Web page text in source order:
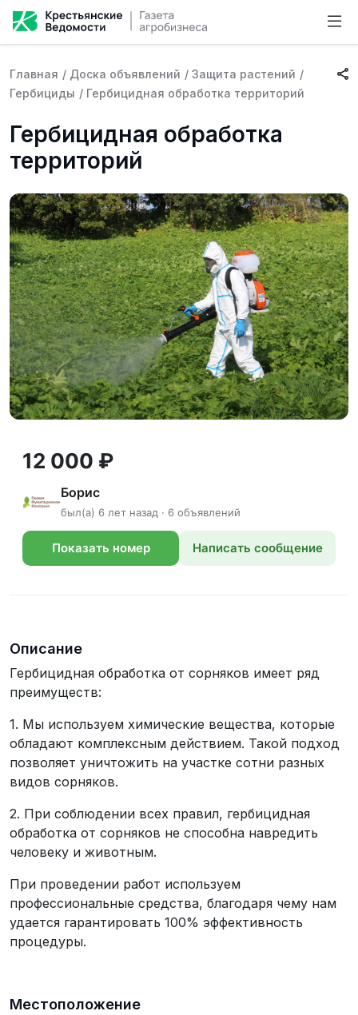
Главная / Доска объявлений / Защита растений /
Гербициды / Гербицидная обработка территорий
Гербицидная обработка
территорий
12 000 ₽
Борис
был(а) 6 лет назад · 6 объявлений
Показать номер Написать сообщение
Описание
Гербицидная обработка от сорняков имеет ряд
преимуществ:
1. Мы используем химические вещества, которые
обладают комплексным действием. Такой подход
позволяет уничтожить на участке сотни разных
видов сорняков.
2. При соблюдении всех правил, гербицидная
обработка от сорняков не способна навредить
человеку и животным.
При проведении работ используем
профессиональные средства, благодаря чему нам
удается гарантировать 100% эффективность
процедуры.
Местоположение